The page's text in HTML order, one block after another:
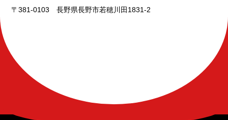
〒381-0103 長野県長野市若穂川田1831-2